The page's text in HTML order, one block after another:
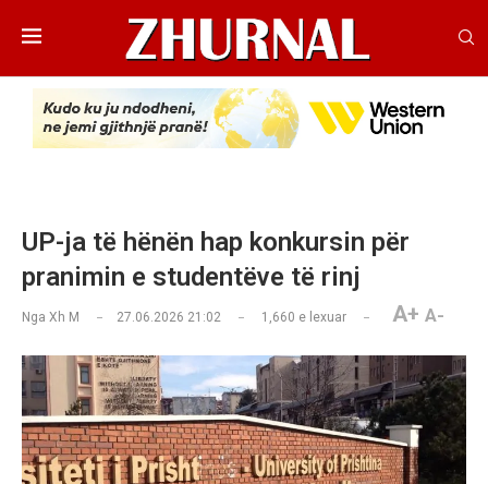
UP-ja të hënën hap konkursin për
pranimin e studentëve të rinj
Nga Xh M 27.06.2026 21:02 1,660 e lexuar A+ A-